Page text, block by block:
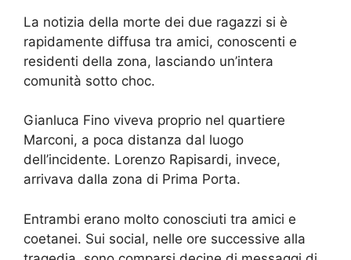
La notizia della morte dei due ragazzi si è
rapidamente diffusa tra amici, conoscenti e
residenti della zona, lasciando un’intera
comunità sotto choc.
Gianluca Fino viveva proprio nel quartiere
Marconi, a poca distanza dal luogo
dell’incidente. Lorenzo Rapisardi, invece,
arrivava dalla zona di Prima Porta.
Entrambi erano molto conosciuti tra amici e
coetanei. Sui social, nelle ore successive alla